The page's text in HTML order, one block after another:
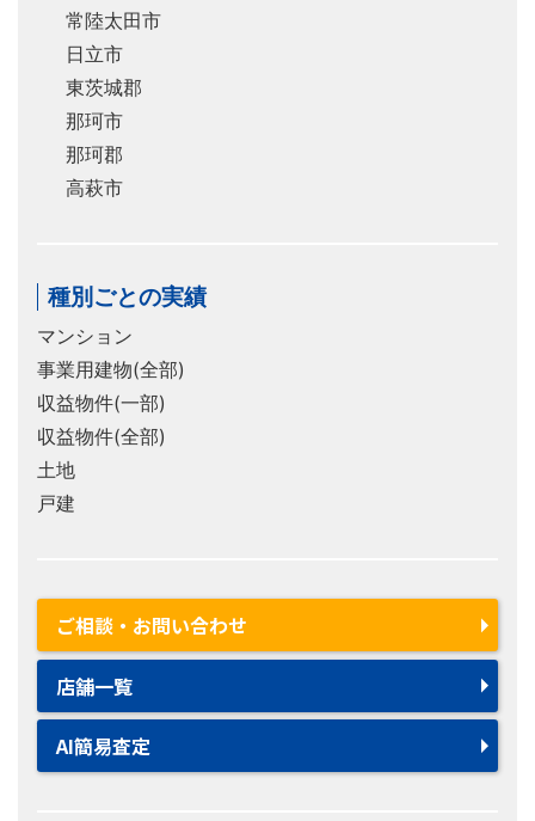
常陸太田市
日立市
東茨城郡
那珂市
那珂郡
高萩市
種別ごとの実績
マンション
事業用建物(全部)
収益物件(一部)
収益物件(全部)
土地
戸建
ご相談・お問い合わせ
店舗一覧
AI簡易査定